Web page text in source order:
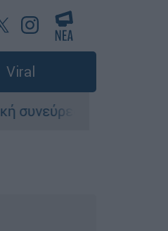
Viral
Σορός σε